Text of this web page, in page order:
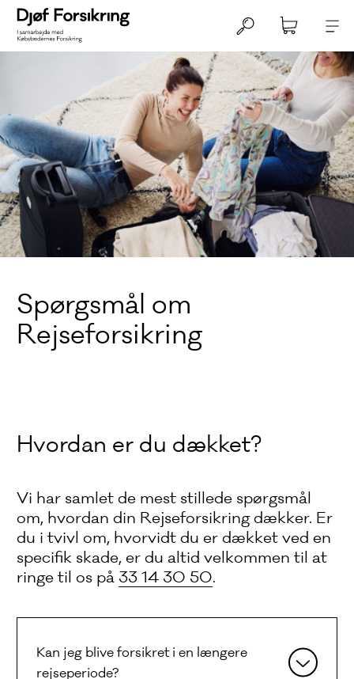
Spørgsmål om
Rejseforsikring
Hvordan er du dækket?
Vi har samlet de mest stillede spørgsmål
om, hvordan din Rejseforsikring dækker. Er
du i tvivl om, hvorvidt du er dækket ved en
specifik skade, er du altid velkommen til at
ringe til os på 33 14 30 50.
Kan jeg blive forsikret i en længere
rejseperiode?